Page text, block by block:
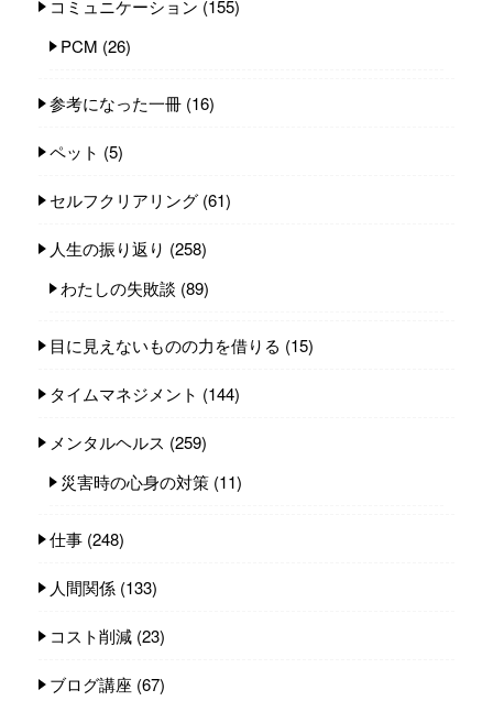
コミュニケーション (155)
PCM (26)
参考になった一冊 (16)
ペット (5)
セルフクリアリング (61)
人生の振り返り (258)
わたしの失敗談 (89)
目に見えないものの力を借りる (15)
タイムマネジメント (144)
メンタルヘルス (259)
災害時の心身の対策 (11)
仕事 (248)
人間関係 (133)
コスト削減 (23)
ブログ講座 (67)